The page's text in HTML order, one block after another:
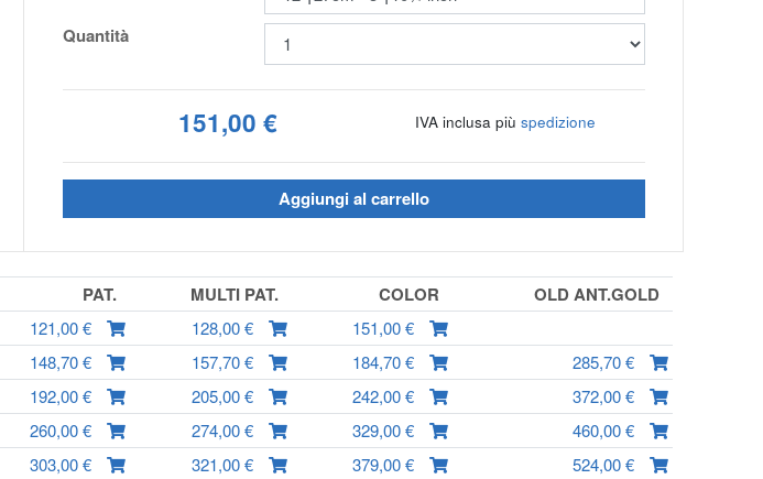
Quantità
151,00 € IVA inclusa più spedizione
Aggiungi al carrello
PAT. MULTI PAT. COLOR OLD ANT.GOLD
121,00 € 128,00 €
151,00 €
148,70 € 157,70 € 184,70 €
285,70 €
192,00 € 205,00 € 242,00 €
372,00 €
260,00 € 274,00 € 329,00 €
460,00 €
303,00 € 321,00 € 379,00 € 524,00 €